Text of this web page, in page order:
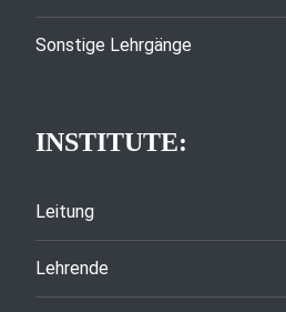
Sonstige Lehrgänge
INSTITUTE:
Leitung
Lehrende